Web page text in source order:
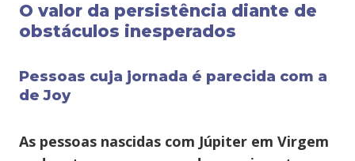
O valor da persistência diante de
obstáculos inesperados
Pessoas cuja jornada é parecida com a
de Joy
As pessoas nascidas com Júpiter em Virgem